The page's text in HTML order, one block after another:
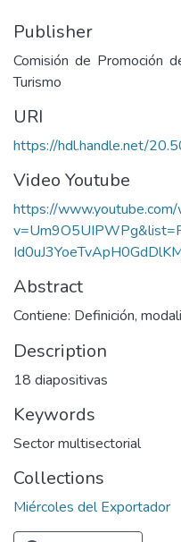
Publisher
Comisión de Promoción
Turismo
URI
https://hdl.handle.net/
Video Youtube
https://www.youtube.com/
Abstract
Contiene: Definición,
Description
18 diapositivas
Keywords
Sector multisectorial
Collections
Miércoles del Exportador